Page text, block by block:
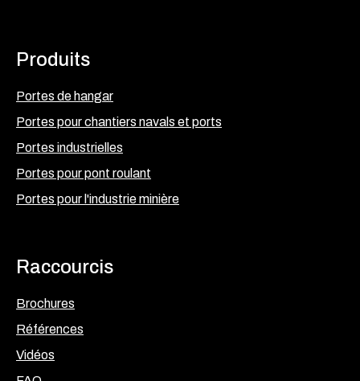
Produits
Portes de hangar
Portes pour chantiers navals et ports
Portes industrielles
Portes pour pont roulant
Portes pour l'industrie minière
Raccourcis
Brochures
Références
Vidéos